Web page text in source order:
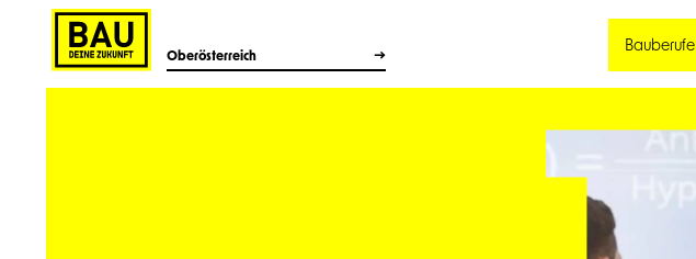
Oberösterreich
Bauberufe